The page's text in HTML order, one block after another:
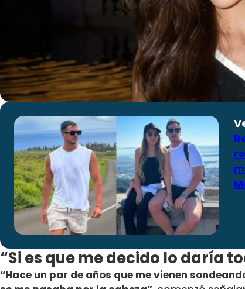
“Si es que me decido lo daría
“Hace un par de años que me vienen